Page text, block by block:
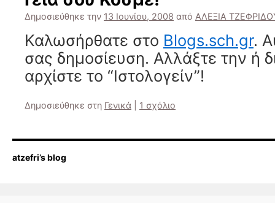
Δημοσιεύθηκε την 13 Ιουνίου, 2008 από ΑΛΕΞΙΑ
Καλωσήρθατε στο Blogs.sch.gr.
σας δημοσίευση. Αλλάξτε την ή
αρχίστε το “Ιστολογείν”!
Δημοσιεύθηκε στη Γενικά 1 σχόλιο
atzefri’s blog